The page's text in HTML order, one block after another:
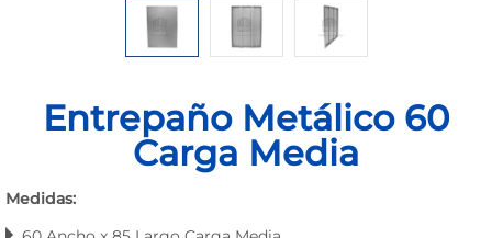
Entrepaño Metálico 60
Carga Media
Medidas: